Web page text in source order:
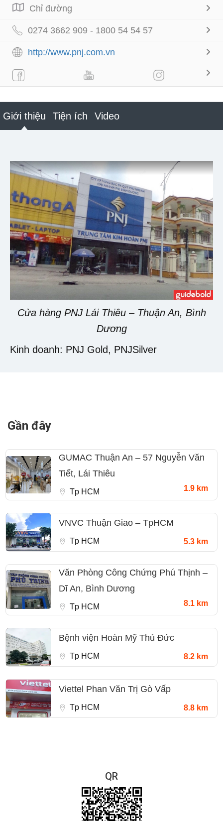
Chỉ đường
0274 3662 909 - 1800 54 54 57
http://www.pnj.com.vn
Giới thiệu Tiện ích Video
Cửa hàng PNJ Lái Thiêu – Thuận An, Bình
Dương
Kinh doanh: PNJ Gold, PNJSilver
Gần đây
GUMAC Thuận An – 57 Nguyễn Văn
Tiết, Lái Thiêu
Tp HCM 1.9 km
VNVC Thuận Giao – TpHCM
Tp HCM 5.3 km
Văn Phòng Công Chứng Phú Thịnh –
Dĩ An, Bình Dương
Tp HCM 8.1 km
Bệnh viện Hoàn Mỹ Thủ Đức
Tp HCM 8.2 km
Viettel Phan Văn Trị Gò Vấp
Tp HCM 8.8 km
QR